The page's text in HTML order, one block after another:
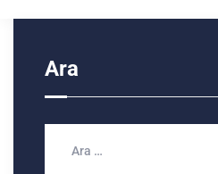
Ara